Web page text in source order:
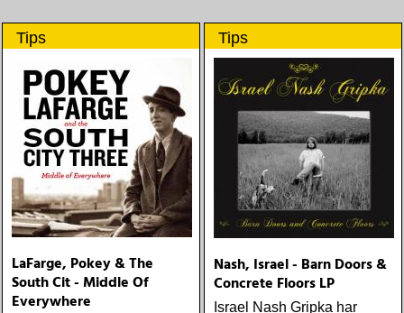
Tips
LaFarge, Pokey & The
South Cit - Middle Of
Everywhere
Tips
Nash, Israel - Barn Doors &
Concrete Floors LP
Israel Nash Gripka har